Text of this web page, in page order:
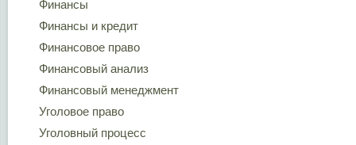
Финансы
Финансы и кредит
Финансовое право
Финансовый анализ
Финансовый менеджмент
Уголовое право
Уголовный процесс